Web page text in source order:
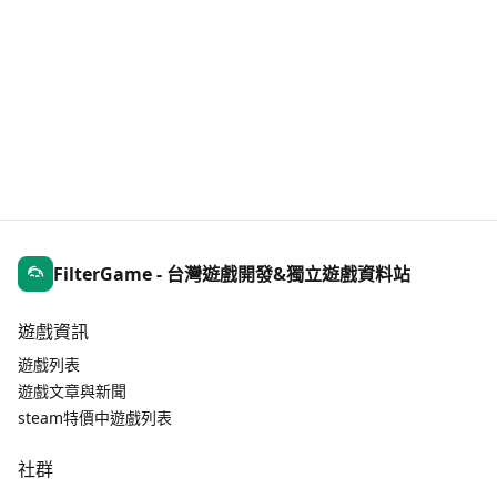
FilterGame - 台灣遊戲開發&獨立遊戲資料站
遊戲資訊
遊戲列表
遊戲文章與新聞
steam特價中遊戲列表
社群